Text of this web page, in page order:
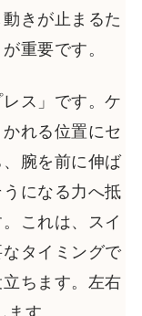
きが止まるた
重要です。
ス」です。ケ
れる位置にセ
腕を前に伸ば
になる力へ抵
これは、スイ
タイミングで
ちます。左右
す。